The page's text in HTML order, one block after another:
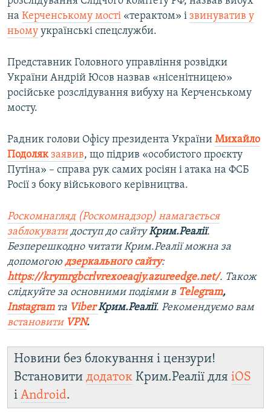
на Керченському мості «терактом» і звинуватив у
ньому українські спецслужби.
Представник Головного управління розвідки
України Андрій Юсов назвав «нісенітницею»
російське розслідування вибуху на Керченському
мосту.
Радник голови Офісу президента України Михайло
Подолякзаявив, що підрив «особистого проєкту
Путіна» – справа рук самих росіян і атака на ФСБ
Росії з боку військового керівництва.
Роскомнагляд (Роскомнадзор) намагається
заблокуватидоступ до сайтуКрим.Реалії.
Безперешкодно читати Крим.Реалії можна за
допомогою дзеркального сайту:
https://krymrgbcrlvrexoeaqjy.azureedge.net/. Також
слідкуйте за основними подіями в Telegram,
Instagramта ViberКрим.Реалії. Рекомендуємо вам
встановити VPN.
Новини без блокування і цензури!
Встановити додаток Крим.Реалії для iOS
і Android.